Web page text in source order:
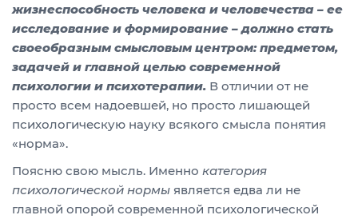
жизнеспособность человека и человечества – ее
исследование и формирование – должно стать
своеобразным смысловым центром: предметом,
задачей и главной целью современной
психологии и психотерапии. В отличии от не
просто всем надоевшей, но просто лишающей
психологическую науку всякого смысла понятия
«норма».
Поясню свою мысль. Именно категория
психологической нормы является едва ли не
главной опорой современной психологической